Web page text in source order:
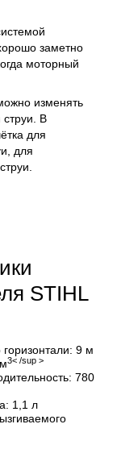
заметно
моторный
изменять
В
для
для
STIHL
9 м
3< /sup >
780
1,1 л